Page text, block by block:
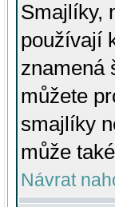
Smajlíky,
používají
znamená
můžete
smajlíky
může
Návrat